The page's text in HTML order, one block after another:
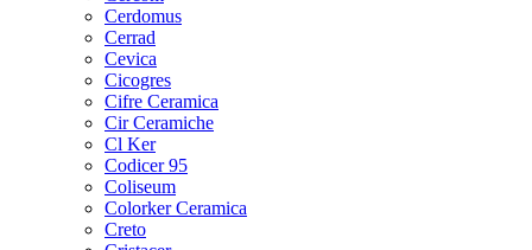
Cerdomus
Cerrad
Cevica
Cicogres
Cifre Ceramica
Cir Ceramiche
Cl Ker
Codicer 95
Coliseum
Colorker Ceramica
Creto